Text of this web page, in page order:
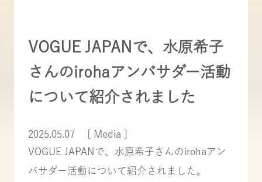
VOGUE JAPANで、水原希子
さんのirohaアンバサダー活動
について紹介されました
2025.05.07
[ Media ]
VOGUE JAPANで、水原希子さんのirohaアン
バサダー活動について紹介されました。